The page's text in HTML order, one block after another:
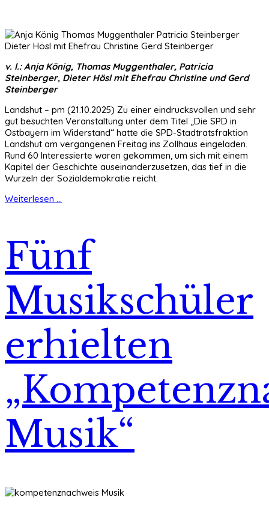
v. l.: Anja König, Thomas Muggenthaler, Patricia
Steinberger, Dieter Hösl mit Ehefrau Christine und Gerd
Steinberger
Landshut – pm (21.10.2025) Zu einer eindrucksvollen und sehr
gut besuchten Veranstaltung unter dem Titel „Die SPD in
Ostbayern im Widerstand“ hatte die SPD-Stadtratsfraktion
Landshut am vergangenen Freitag ins Zollhaus eingeladen.
Rund 60 Interessierte waren gekommen, um sich mit einem
Kapitel der Geschichte auseinanderzusetzen, das tief in die
Wurzeln der Sozialdemokratie reicht.
Weiterlesen ...
Fünf
Musikschüler
erhielten
Musik“